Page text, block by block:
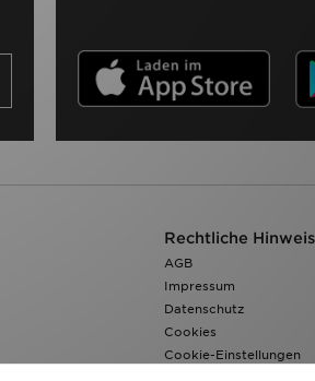
Rechtliche
AGB
Impressum
Datenschutz
Cookies
Cookie-Einstellungen